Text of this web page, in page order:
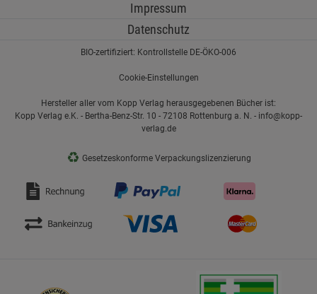
Impressum
Datenschutz
BIO-zertifiziert: Kontrollstelle DE-ÖKO-006
Cookie-Einstellungen
Hersteller aller vom Kopp Verlag herausgegebenen Bücher ist:
Kopp Verlag e.K. - Bertha-Benz-Str. 10 - 72108 Rottenburg a. N. - info@kopp-
verlag.de
♻ Gesetzeskonforme Verpackungslizenzierung